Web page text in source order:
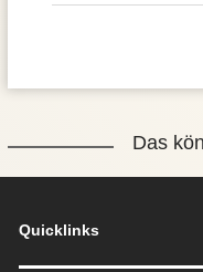
Das
Quicklinks